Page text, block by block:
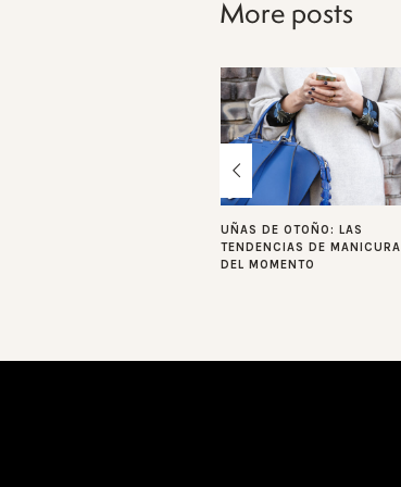
More posts
UÑAS DE OTOÑO: LAS
TENDENCIAS DE MANICURA
DEL MOMENTO